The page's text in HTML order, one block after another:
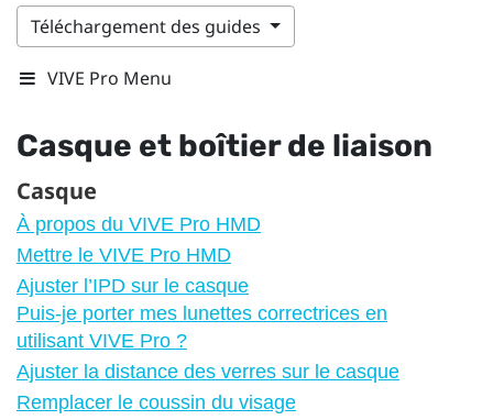
Téléchargement des guides
VIVE Pro Menu
Casque et boîtier de liaison
Casque
À propos du VIVE Pro HMD
Mettre le VIVE Pro HMD
Ajuster l’IPD sur le casque
Puis-je porter mes lunettes correctrices en
utilisant VIVE Pro ?
Ajuster la distance des verres sur le casque
Remplacer le coussin du visage